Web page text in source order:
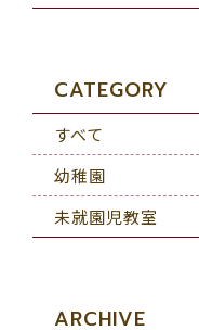
CATEGORY
すべて
幼稚園
未就園児教室
ARCHIVE